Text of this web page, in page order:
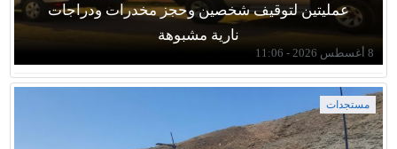
عمليتين لتوقيف شخصين وحجز مخدرات ودراجات
نارية مشبوهة
8 أغسطس 2026 - 11:06
مستجدات